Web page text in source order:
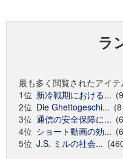
ラ
最も多く閲覧されたアイテ
1位 新冷戦期における...
2位 Die Ghettogeschi...
3位 通信の安全保障に...
4位 ショート動画の効...
5位 J.S. ミルの社会...